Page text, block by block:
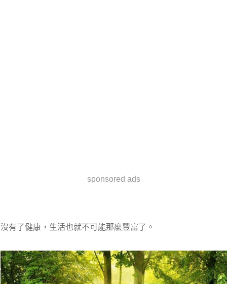
sponsored ads
沒有了健康，生活也就不可能那麼豐富了。